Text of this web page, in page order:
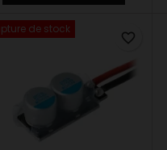
de stock
favorite_border